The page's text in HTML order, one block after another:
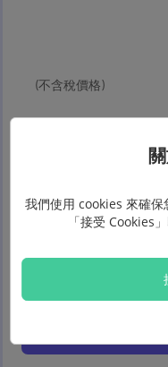
(不含稅價格)
6 台裝置，1 Mac
自動更新
隨時退訂
1 個月免費升級
我們使用 cookies 來確
「接受 Cookies